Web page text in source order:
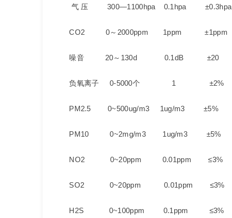
气 压 300—1100hpa 0.1hpa ±0.3hpa
CO2 0～2000ppm 1ppm ±1ppm
噪音 20～130d 0.1dB ±20
负氧离子 0-5000个 1 ±2%
PM2.5 0~500ug/m3 1ug/m3 ±5%
PM10 0~2mg/m3 1ug/m3 ±5%
NO2 0~20ppm 0.01ppm ≤3%
SO2 0~20ppm 0.01ppm ≤3%
H2S 0~100ppm 0.1ppm ≤3%